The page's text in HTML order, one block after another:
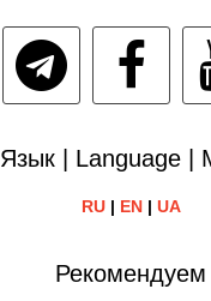
Язык | Language |
RU| EN| UA
Рекомендуем